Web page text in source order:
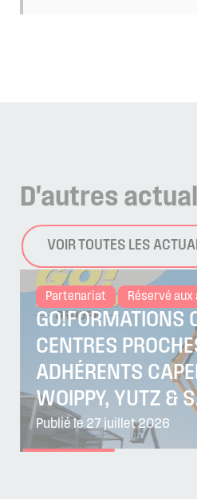
D'autres
VOIR TOUTES LES
Partenariat Réservé
GO!FORMATIONS
CENTRES
ADHÉRENTS
WOIPPY, YUTZ &
Publié le 27 juillet 2026